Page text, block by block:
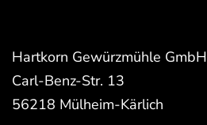
Hartkorn Gewürzmühle GmbH
Carl-Benz-Str. 13
56218 Mülheim-Kärlich